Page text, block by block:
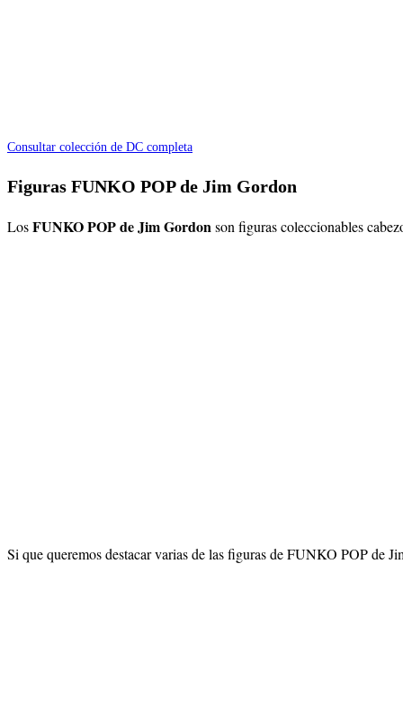
Consultar colección de DC completa
Figuras FUNKO POP de Jim Gordon
LosFUNKO POP de Jim Gordonson figuras coleccionables
Si que queremos destacar varias de las figuras de FUNKO POP de